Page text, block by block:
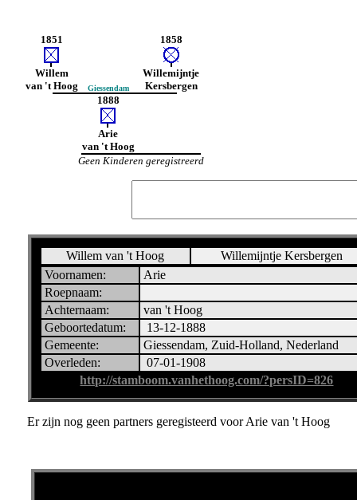
1851
Willem
van 't Hoog
Giessendam
1858
Willemijntje
Kersbergen
1888
Arie
van 't Hoog
Geen Kinderen geregistreerd
Willem van 't Hoog
Willemijntje Kersbergen
Voornamen:
Arie
Roepnaam:
Achternaam:
van 't Hoog
Geboortedatum:
13-12-1888
Gemeente:
Giessendam, Zuid-Holland, Nederland
Overleden:
07-01-1908
http://stamboom.vanhethoog.com/?persID=826
Er zijn nog geen partners geregisteerd voor Arie van 't Hoog